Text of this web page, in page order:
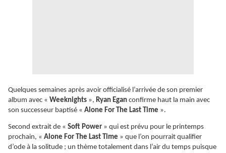
Quelques semaines après avoir officialisé l’arrivée de son premier
album avec « Weeknights », Ryan Egan confirme haut la main avec
son successeur baptisé « Alone For The Last Time ».
Second extrait de « Soft Power » qui est prévu pour le printemps
prochain, « Alone For The Last Time » que l’on pourrait qualifier
d’ode à la solitude ; un thème totalement dans l’air du temps puisque